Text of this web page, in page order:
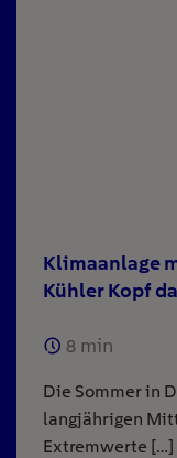
Klimaanlage
Kühler Kopf
8 min
Die Sommer in
langjährigen
Extremwerte […]